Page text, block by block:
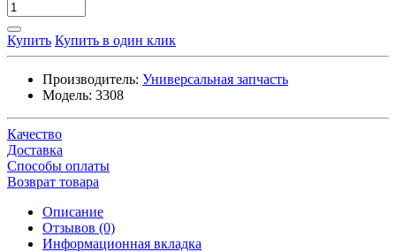
Купить Купить в один клик
Производитель: Универсальная запчасть
Модель: 3308
Качество
Доставка
Способы оплаты
Возврат товара
Описание
Отзывов (0)
Информационная вкладка